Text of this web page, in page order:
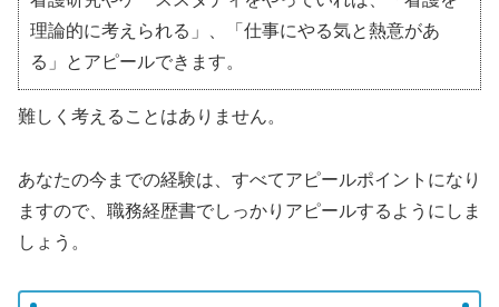
理論的に考えられる」、「仕事にやる気と熱意があ
る」とアピールできます。
難しく考えることはありません。
あなたの今までの経験は、すべてアピールポイントになり
ますので、職務経歴書でしっかりアピールするようにしま
しょう。